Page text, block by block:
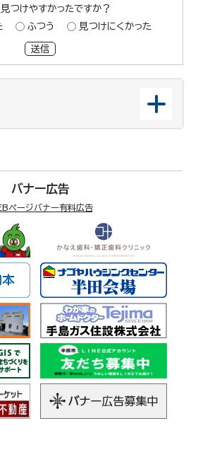
つけやすかったですか？
ふつう 見つけにくかった
送信
バナー広告
ページバナー有料広告